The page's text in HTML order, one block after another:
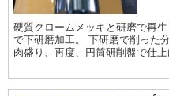
硬質クロームメッキと研磨で再
で下研磨加工。 下研磨で削った
肉盛り、再度、円筒研削盤で仕